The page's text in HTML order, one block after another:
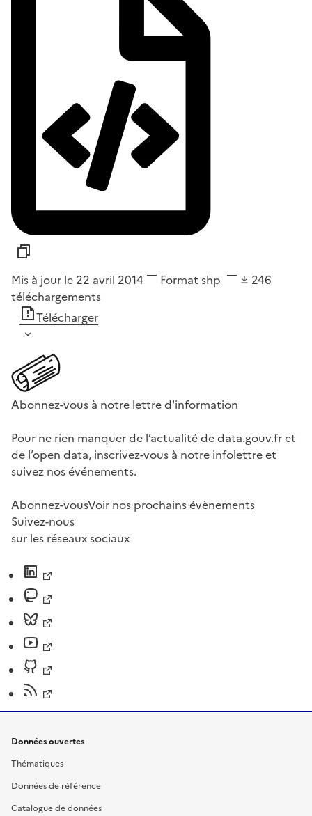
Mis à jour le 22 avril 2014 Format shp
246
téléchargements
Télécharger
Abonnez-vous à notre lettre d'information
Pour ne rien manquer de l’actualité de data.gouv.fr et
de l’open data, inscrivez-vous à notre infolettre et
suivez nos événements.
Abonnez-vousVoir nos prochains évènements
Suivez-nous
sur les réseaux sociaux
Données ouvertes
Thématiques
Données de référence
Catalogue de données